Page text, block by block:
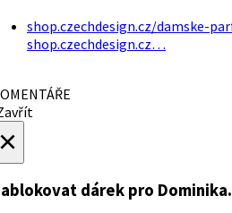
shop.czechdesign.cz/damske-
shop.czechdesign.cz…
dárek pro